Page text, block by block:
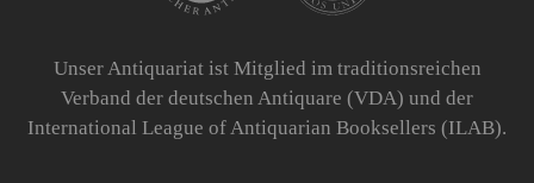
Unser Antiquariat ist Mitglied im traditionsreichen
Verband der deutschen Antiquare (VDA) und der
International League of Antiquarian Booksellers (ILAB).